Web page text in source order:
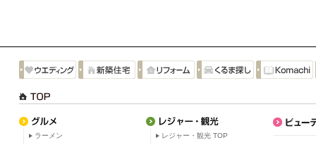
ラーメン
レジャー・観光 TOP